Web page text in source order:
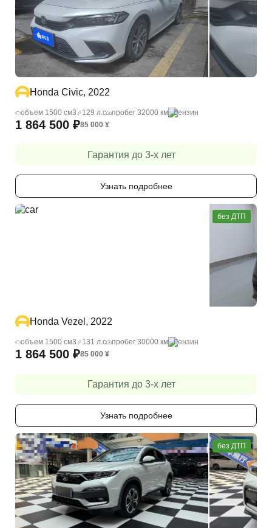
Honda Civic, 2022
объем 1500 cм3 129 л.с пробег 32000 км бензин
1 864 500 ₽85 000 ¥
Гарантия до 3-х лет
Узнать подробнее
без ДТП
Honda Vezel, 2022
объем 1500 cм3 131 л.с пробег 30000 км бензин
1 864 500 ₽85 000 ¥
Гарантия до 3-х лет
Узнать подробнее
без ДТП